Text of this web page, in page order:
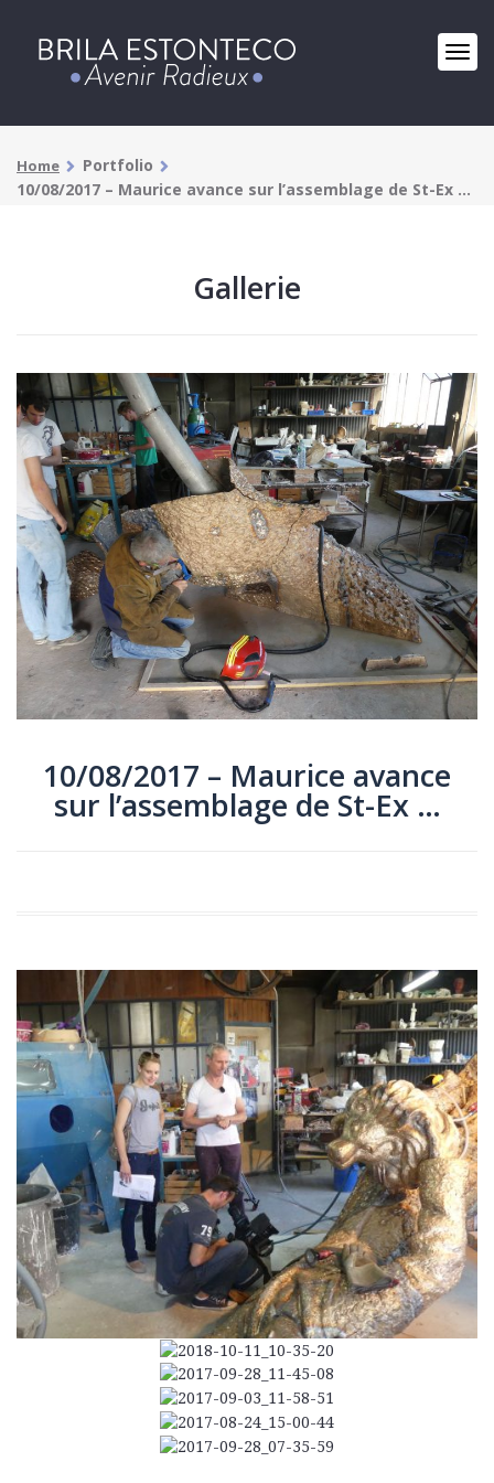
Home
Portfolio
10/08/2017 – Maurice avance sur l’assemblage de St-Ex …
Gallerie
10/08/2017 – Maurice avance
sur l’assemblage de St-Ex …